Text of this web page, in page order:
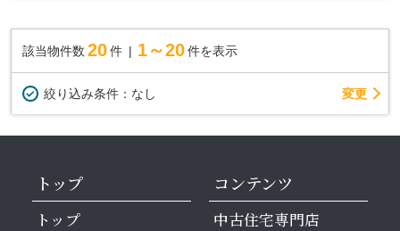
該当物件数 20件 1～20 件を表示
絞り込み条件： なし 変更
トップ
トップ
コンテンツ
中古住宅専門店